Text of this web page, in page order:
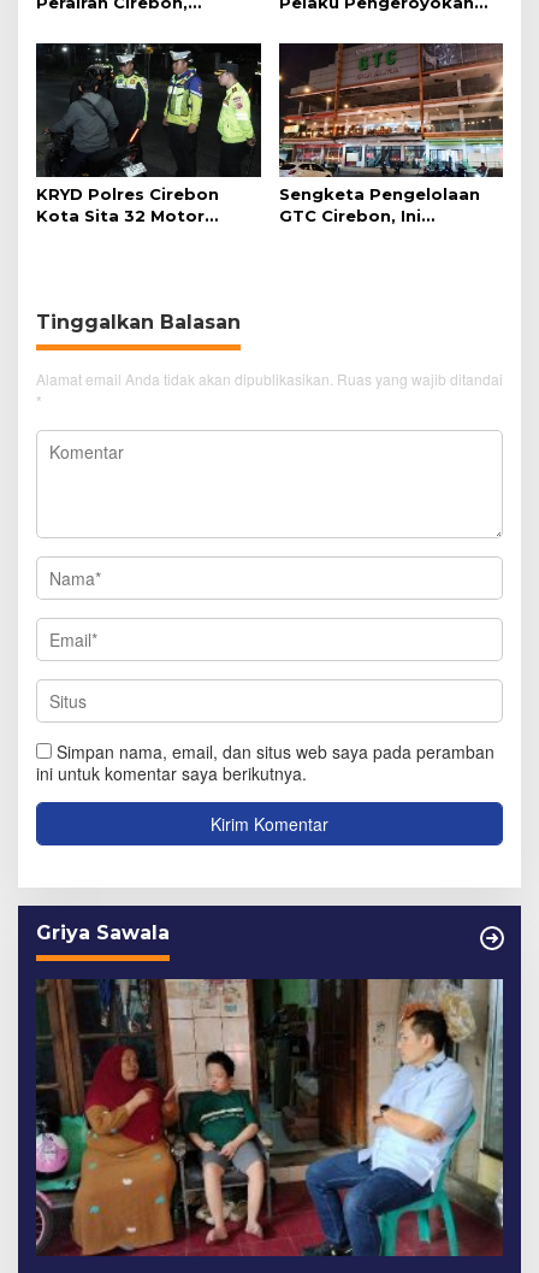
Hijau
KRYD Polres Cirebon
Kota Sita 32 Motor
Sengketa Pengelolaan
GTC Cirebon, Ini
Tinggalkan Balasan
Alamat email Anda tidak akan dipublikasikan. Ruas yang wajib ditandai
*
Simpan nama, email, dan situs web saya pada peramban
ini untuk komentar saya berikutnya.
Griya Sawala